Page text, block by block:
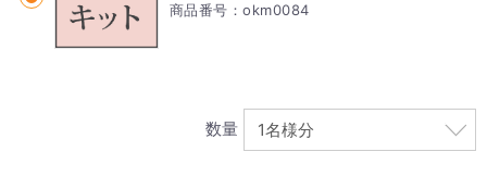
商品番号：okm0084
数量